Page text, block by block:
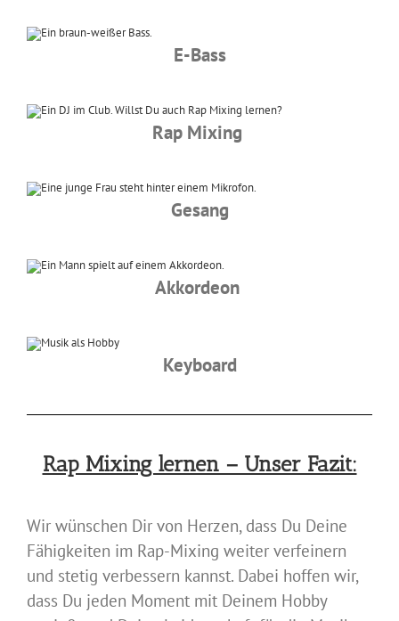
E-Bass
Rap Mixing
Gesang
Akkordeon
Keyboard
Rap Mixing lernen – Unser Fazit:
Wir wünschen Dir von Herzen, dass Du Deine
Fähigkeiten im Rap-Mixing weiter verfeinern
und stetig verbessern kannst. Dabei hoffen wir,
dass Du jeden Moment mit Deinem Hobby